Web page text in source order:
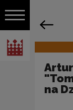
Open navigation
National Centre
Navigation
na